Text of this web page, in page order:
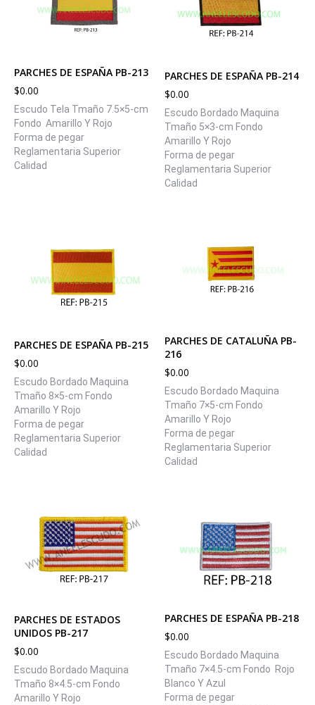
PARCHES DE ESPAÑA PB-213
$0.00
Escudo Tela Tmaño 7.5×5-cm
Fondo Amarillo Y Rojo
Forma de pegar
Reglamentaria Superior
Calidad
PARCHES DE ESPAÑA PB-214
$0.00
Escudo Bordado Maquina
Tmaño 5×3-cm Fondo
Amarillo Y Rojo
Forma de pegar
Reglamentaria Superior
Calidad
PARCHES DE ESPAÑA PB-215
$0.00
Escudo Bordado Maquina
Tmaño 8×5-cm Fondo
Amarillo Y Rojo
Forma de pegar
Reglamentaria Superior
Calidad
PARCHES DE CATALUÑA PB-
216
$0.00
Escudo Bordado Maquina
Tmaño 7×5-cm Fondo
Amarillo Y Rojo
Forma de pegar
Reglamentaria Superior
Calidad
PARCHES DE ESTADOS
UNIDOS PB-217
$0.00
Escudo Bordado Maquina
Tmaño 8×4.5-cm Fondo
Amarillo Y Rojo
PARCHES DE ESPAÑA PB-218
$0.00
Escudo Bordado Maquina
Tmaño 7×4.5-cm Fondo Rojo
Blanco Y Azul
Forma de pegar